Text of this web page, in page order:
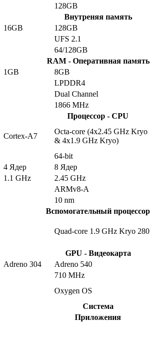
128GB
Внутреняя память
16GB
128GB
UFS 2.1
64/128GB
RAM - Оперативная память
1GB
8GB
LPDDR4
Dual Channel
1866 MHz
Процессор - CPU
Cortex-A7
Octa-core (4x2.45 GHz Kryo
& 4x1.9 GHz Kryo)
64-bit
4 Ядер
8 Ядер
1.1 GHz
2.45 GHz
ARMv8-A
10 nm
Вспомогательный процессор
Quad-core 1.9 GHz Kryo 280
GPU - Видеокарта
Adreno 304
Adreno 540
710 MHz
Oxygen OS
Система
Приложения